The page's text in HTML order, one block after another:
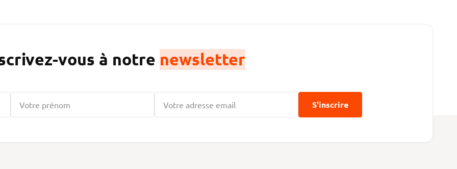
vous à notre newsletter
S'inscrire